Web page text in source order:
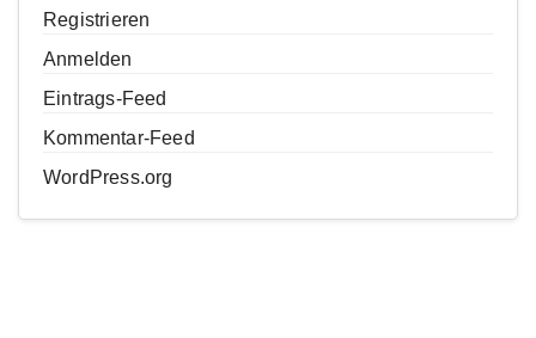
Registrieren
Anmelden
Eintrags-Feed
Kommentar-Feed
WordPress.org